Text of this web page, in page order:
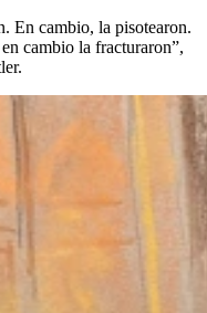
En cambio, la pisotearon.
cambio la fracturaron”,